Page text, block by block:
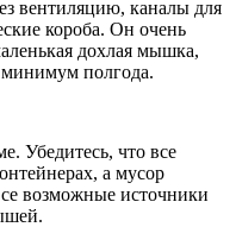
вентиляцию, каналы для
короба. Он очень
дохлая мышка,
минимум полгода.
Убедитесь, что все
а мусор
возможные источники